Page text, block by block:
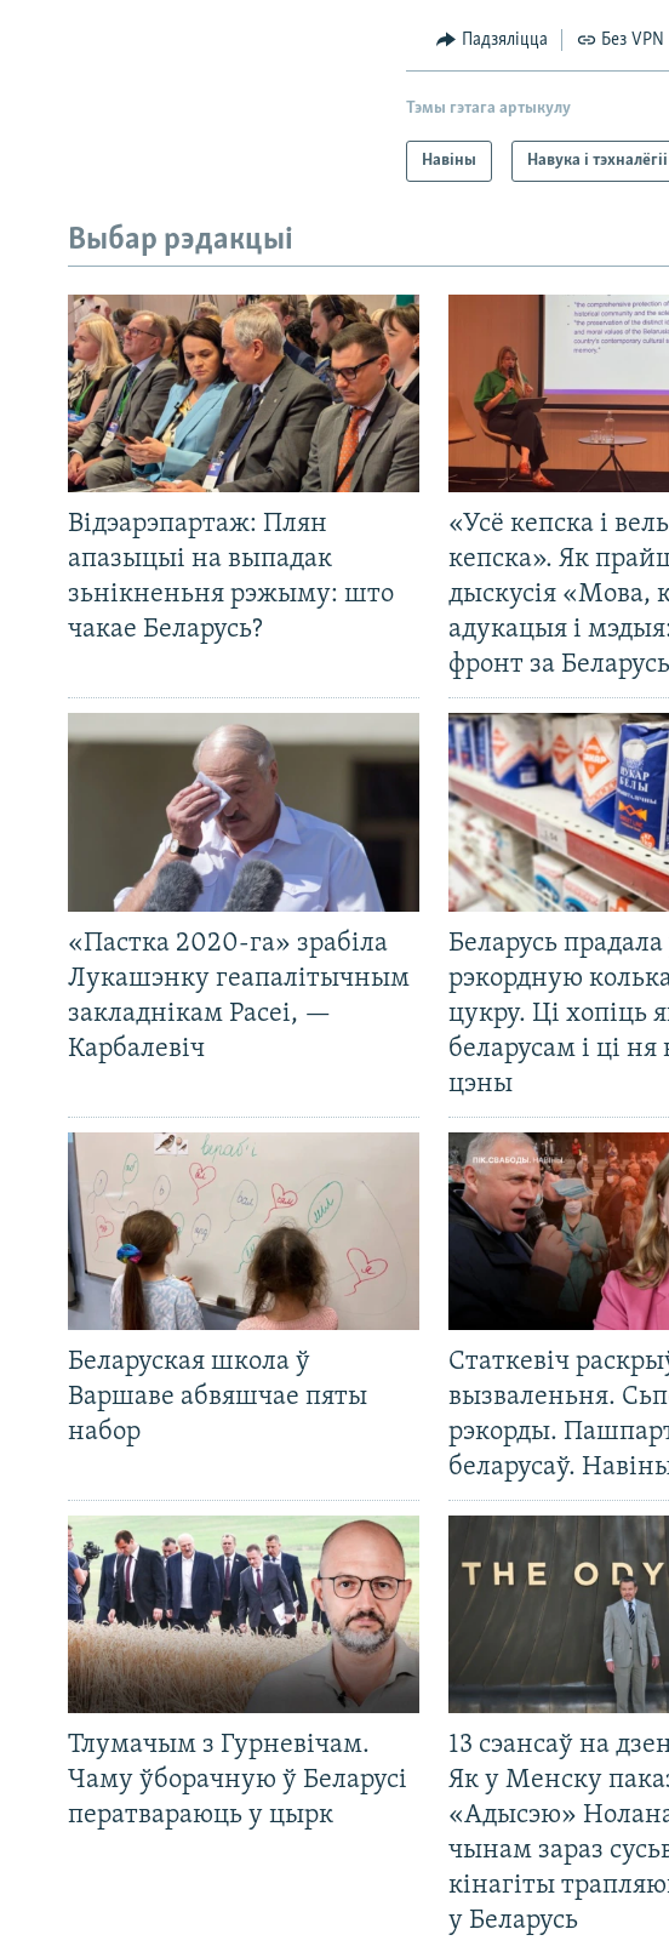
Падзяліцца Без VPN
Тэмы гэтага артыкулу
Навіны Навука і тэхналёгіі
Выбар рэдакцыі
Відэарэпартаж: Плян
апазыцыі на выпадак
зьнікненьня рэжыму: што
чакае Беларусь?
«Усё кепска і
кепска». Як
дыскусія «Мова,
адукацыя і
фронт за
«Пастка 2020-га» зрабіла
Лукашэнку геапалітычным
закладнікам Расеі, —
Карбалевіч
Беларусь
рэкордную
цукру. Ці хопіць
беларусам і ці
цэны
Беларуская школа ў
Варшаве абвяшчае пяты
набор
Статкевіч
вызваленьня.
рэкорды.
беларусаў.
Тлумачым з Гурневічам.
Чаму ўборачную ў Беларусі
ператвараюць у цырк
13 сэансаў на
Як у Менску
«Адысэю»
чынам зараз
кінагіты
у Беларусь